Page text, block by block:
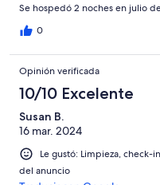
Se hospedó 2 noches en julio
0
Opinión verificada
10/10 Excelente
Susan B.
16 mar. 2024
Le gustó: Limpieza, check-
del anuncio